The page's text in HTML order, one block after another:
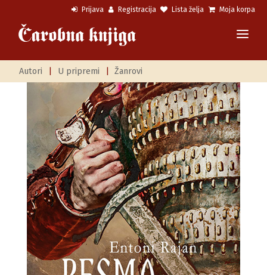
Prijava Registracija Lista želja Moja korpa
Autori U pripremi Žanrovi